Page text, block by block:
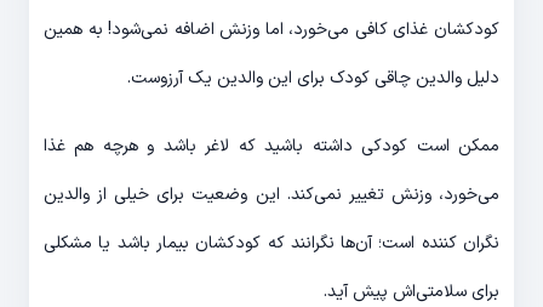
کودکشان غذای کافی می‌خورد، اما وزنش اضافه نمی‌شود! به همین
دلیل والدین چاقی کودک برای این والدین یک آرزوست.
ممکن است کودکی داشته باشید که لاغر باشد و هرچه هم غذا
می‌خورد، وزنش تغییر نمی‌کند. این وضعیت برای خیلی از والدین
نگران کننده است؛ آن‌ها نگرانند که کودکشان بیمار باشد یا مشکلی
برای سلامتی‌اش پیش آید.